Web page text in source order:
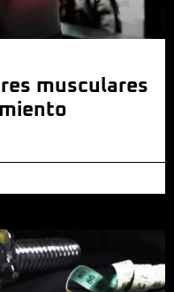
musculares